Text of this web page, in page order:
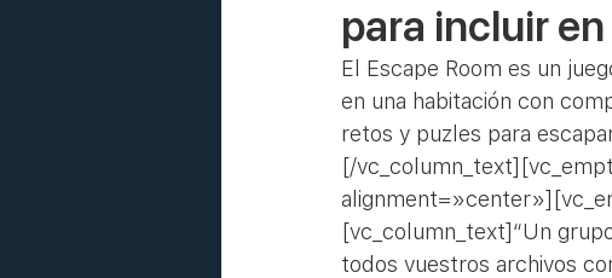
para incluir
El Escape Room es un
en una habitación con
retos y puzles para
[/
[vc_column_text]“Un
todos vuestros archivos